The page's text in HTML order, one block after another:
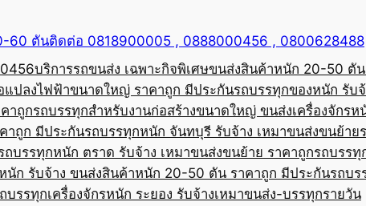
60 ตันติดต่อ 0818900005 , 0888000456 , 0800628488
บริการรถขนส่ง เฉพาะกิจพิเศษขนส่งสินค้าหนัก 20-50 ตั
ปลงไฟฟ้าขนาดใหญ่ ราคาถูก มีประกันรถบรรทุกของหนัก รับจ้
าถูกรถบรรทุกสำหรับงานก่อสร้างขนาดใหญ่ ขนส่งเครื่องจักร
าถูก มีประกันรถบรรทุกหนัก จันทบุรี รับจ้าง เหมาขนส่งขนย้าย
ถบรรทุกหนัก ตราด รับจ้าง เหมาขนส่งขนย้าย ราคาถูกรถบรรทุ
นัก รับจ้าง ขนส่งสินค้าหนัก 20-50 ตัน ราคาถูก มีประกันรถบร
บรรทุกเครื่องจักรหนัก ระยอง รับจ้างเหมาขนส่ง-บรรทุกรายวัน